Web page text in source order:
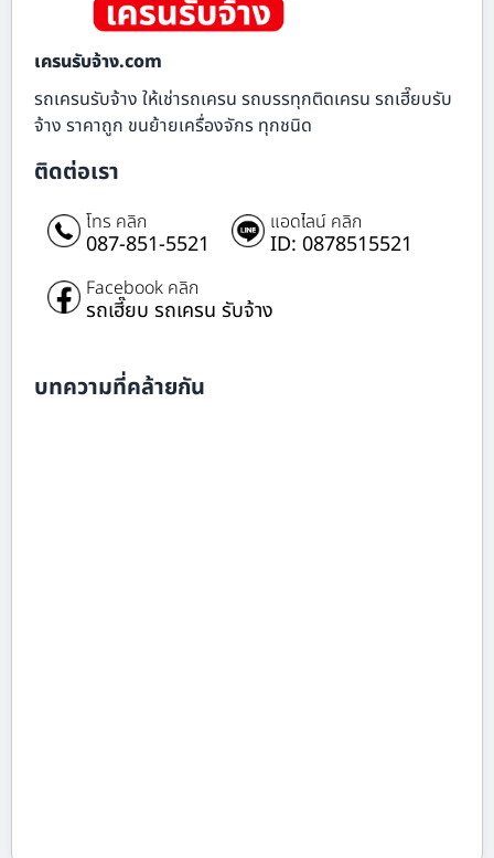
เครนรับจ้าง.com
รถเครนรับจ้าง ให้เช่ารถเครน รถบรรทุกติดเครน รถเฮี๊ยบรับ
จ้าง ราคาถูก ขนย้ายเครื่องจักร ทุกชนิด
ติดต่อเรา
โทร คลิก
087-851-5521
แอดไลน์ คลิก
ID: 0878515521
Facebook คลิก
รถเฮี๊ยบ รถเครน รับจ้าง
บทความที่คล้ายกัน